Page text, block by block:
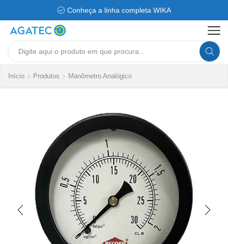
Conheça a linha completa WIKA
Search
Início Produtos Manômetro Analógico